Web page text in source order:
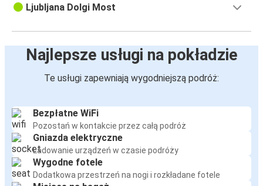
Ljubljana Dolgi Most
Najlepsze usługi na pokładzie
Te usługi zapewniają wygodniejszą podróż:
Bezpłatne WiFi
Pozostań w kontakcie przez całą podróż
Gniazda elektryczne
Ładowanie urządzeń w czasie podróży
Wygodne fotele
Dodatkowa przestrzeń na nogi i rozkładane fotele